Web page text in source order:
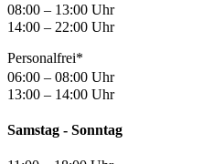
08:00 – 13:00 Uhr
14:00 – 22:00 Uhr
Personalfrei*
06:00 – 08:00 Uhr
13:00 – 14:00 Uhr
Samstag - Sonntag